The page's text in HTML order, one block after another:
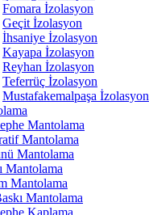
Fomara İzolasyon
Geçit İzolasyon
İhsaniye İzolasyon
Kayapa İzolasyon
Reyhan İzolasyon
Teferrüç İzolasyon
Mustafakemalpaşa İzolasyon
Mantolama
Mantolama
Mantolama
Mantolama
Mantolama
Mantolama